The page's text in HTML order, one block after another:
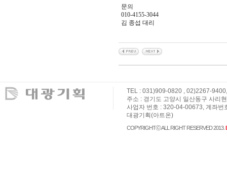
문의
010-4155-3044
김 종섭 대리
TEL : 031)909-0820 , 02)2267-
주소 : 경기도 고양시 일산동구 사리
사업자 번호 : 320-04-00673, 계좌
대광기획(아트온)
COPYRIGHTⓒ ALL RIGHT RESERVED 2013.